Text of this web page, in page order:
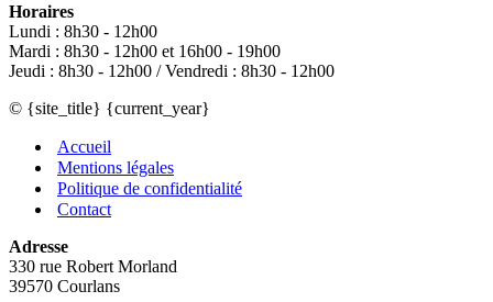
Horaires
Lundi : 8h30 - 12h00
Mardi : 8h30 - 12h00 et 16h00 - 19h00
Jeudi : 8h30 - 12h00 / Vendredi : 8h30 - 12h00
© {site_title} {current_year}
Accueil
Mentions légales
Politique de confidentialité
Contact
Adresse
330 rue Robert Morland
39570 Courlans